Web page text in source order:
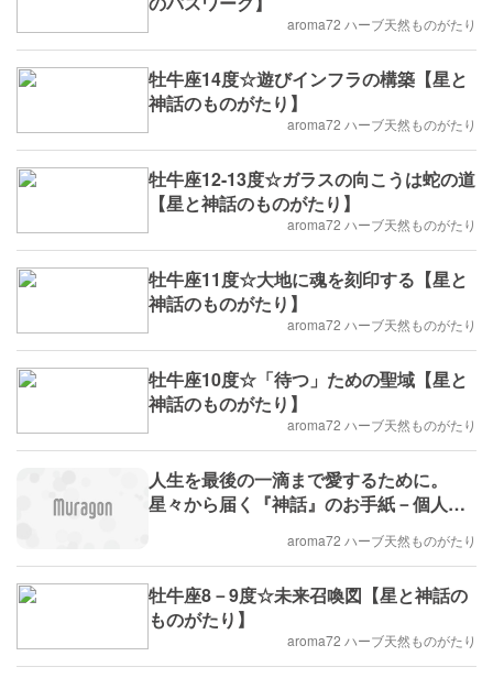
aroma72 ハーブ天然ものがたり
牡牛座14度☆遊びインフラの構築【星と
神話のものがたり】
aroma72 ハーブ天然ものがたり
牡牛座12-13度☆ガラスの向こうは蛇の道
【星と神話のものがたり】
aroma72 ハーブ天然ものがたり
牡牛座11度☆大地に魂を刻印する【星と
神話のものがたり】
aroma72 ハーブ天然ものがたり
牡牛座10度☆「待つ」ための聖域【星と
神話のものがたり】
aroma72 ハーブ天然ものがたり
人生を最後の一滴まで愛するために。
星々から届く『神話』のお手紙－個人リ
aroma72 ハーブ天然ものがたり
牡牛座8－9度☆未来召喚図【星と神話の
ものがたり】
aroma72 ハーブ天然ものがたり